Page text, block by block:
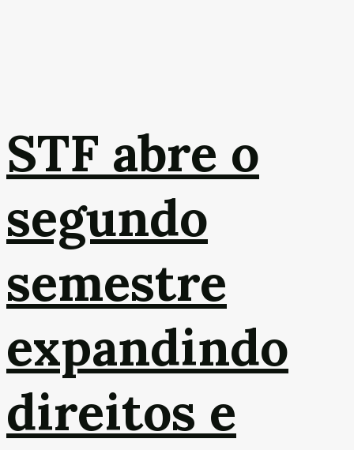
STF abre o
segundo
semestre
expandindo
direitos e